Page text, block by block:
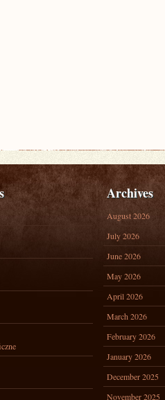
Archives
August 2026
July 2026
June 2026
May 2026
April 2026
March 2026
February 2026
January 2026
December 2025
November 2025